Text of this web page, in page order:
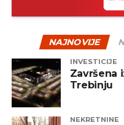
NAJNOVIJE
INVESTICIJE
Završena
Trebinju
NEKRETNINE